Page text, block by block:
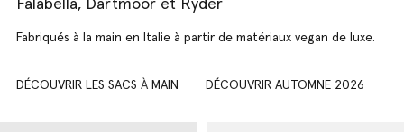
Falabella, Dartmoor et Ryder
Fabriqués à la main en Italie à partir de matériaux vegan de luxe.
DÉCOUVRIR LES SACS À MAIN DÉCOUVRIR AUTOMNE 2026